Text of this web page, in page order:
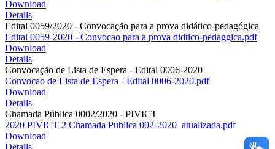
Download
Details
Edital 0059/2020 - Convocação para a prova didático-pedagógica
Edital 0059-2020 - Convocao para a prova didtico-pedaggica.pdf
Download
Details
Convocação de Lista de Espera - Edital 0006-2020
Convocao de Lista de Espera - Edital 0006-2020.pdf
Download
Details
Chamada Pública 0002/2020 - PIVICT
2020 PIVICT 2 Chamada Publica 002-2020_atualizada.pdf
Download
Details